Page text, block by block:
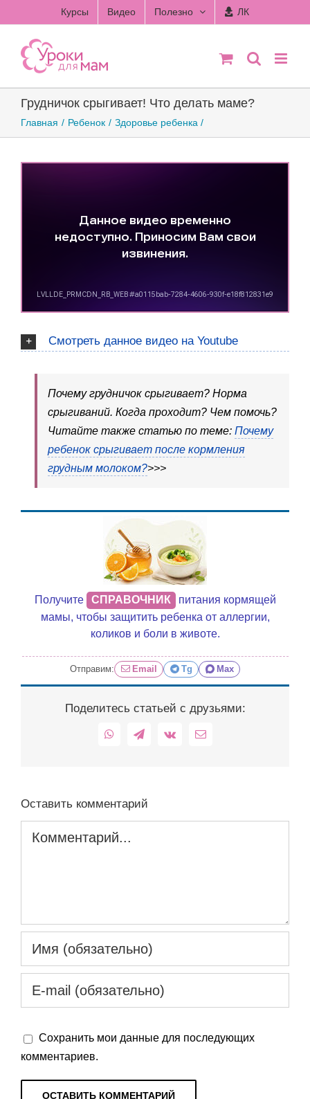
to
content
Курсы Видео Полезно ЛК
Грудничок срыгивает! Что делать маме?
Главная Ребенок Здоровье ребенка
Смотреть данное видео на Youtube
Почему грудничок срыгивает? Норма
срыгиваний. Когда проходит? Чем помочь?
Читайте также статью по теме: Почему
ребенок срыгивает после кормления
грудным молоком?>>>
Получите СПРАВОЧНИК
питания кормящей
мамы, чтобы защитить ребенка от аллергии,
коликов и боли в животе.
Отправим: Email Tg Max
Поделитесь статьей с друзьями:
WhatsAppTelegram
Vk Email
Оставить комментарий
Сохранить мои данные для последующих
комментариев.